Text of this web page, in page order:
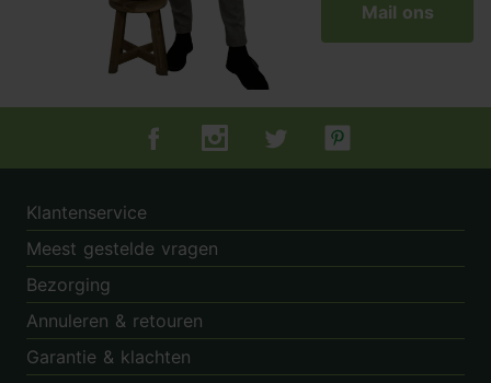
Mail ons
Tuincentrum.nl op Facebook
Tuincentrum.nl op Instagram
Tuincentrum.nl op Twitter
Tuincentrum.nl op
Klantenservice
Meest gestelde vragen
Bezorging
Annuleren & retouren
Garantie & klachten